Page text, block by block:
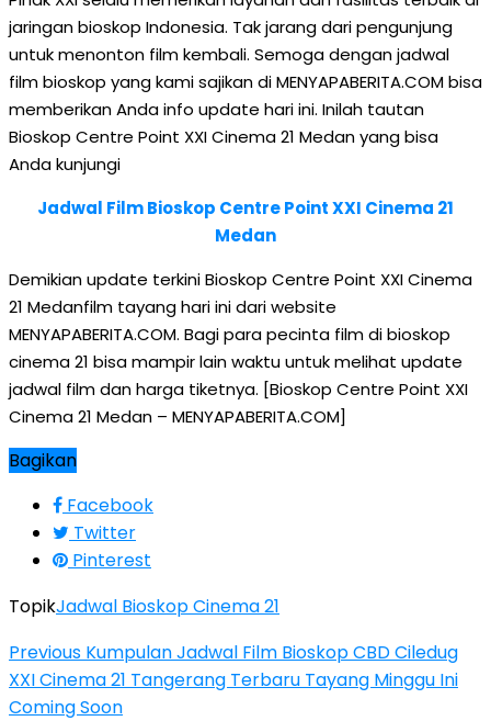
jaringan bioskop Indonesia. Tak jarang dari pengunjung
untuk menonton film kembali. Semoga dengan jadwal
film bioskop yang kami sajikan di MENYAPABERITA.COM bisa
memberikan Anda info update hari ini. Inilah tautan
Bioskop Centre Point XXI Cinema 21 Medan yang bisa
Anda kunjungi
Jadwal Film Bioskop Centre Point XXI Cinema 21
Medan
Demikian update terkini Bioskop Centre Point XXI Cinema
21 Medanfilm tayang hari ini dari website
MENYAPABERITA.COM. Bagi para pecinta film di bioskop
cinema 21 bisa mampir lain waktu untuk melihat update
jadwal film dan harga tiketnya. [Bioskop Centre Point XXI
Cinema 21 Medan – MENYAPABERITA.COM]
Bagikan
Facebook
Twitter
Pinterest
TopikJadwal Bioskop Cinema 21
Previous Kumpulan Jadwal Film Bioskop CBD Ciledug
XXI Cinema 21 Tangerang Terbaru Tayang Minggu Ini
Coming Soon